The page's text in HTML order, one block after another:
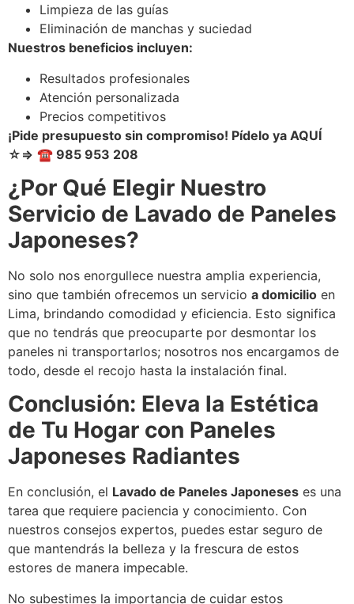
Limpieza de las guías
Eliminación de manchas y suciedad
Nuestros beneficios incluyen:
Resultados profesionales
Atención personalizada
Precios competitivos
¡Pide presupuesto sin compromiso! Pídelo ya AQUÍ
☆ ⇒ ☎ 985 953 208
¿Por Qué Elegir Nuestro
Servicio de Lavado de Paneles
Japoneses?
No solo nos enorgullece nuestra amplia experiencia,
sino que también ofrecemos un servicio a domicilio en
Lima, brindando comodidad y eficiencia. Esto significa
que no tendrás que preocuparte por desmontar los
paneles ni transportarlos; nosotros nos encargamos de
todo, desde el recojo hasta la instalación final.
Conclusión: Eleva la Estética
de Tu Hogar con Paneles
Japoneses Radiantes
En conclusión, el Lavado de Paneles Japoneses es una
tarea que requiere paciencia y conocimiento. Con
nuestros consejos expertos, puedes estar seguro de
que mantendrás la belleza y la frescura de estos
estores de manera impecable.
No subestimes la importancia de cuidar estos